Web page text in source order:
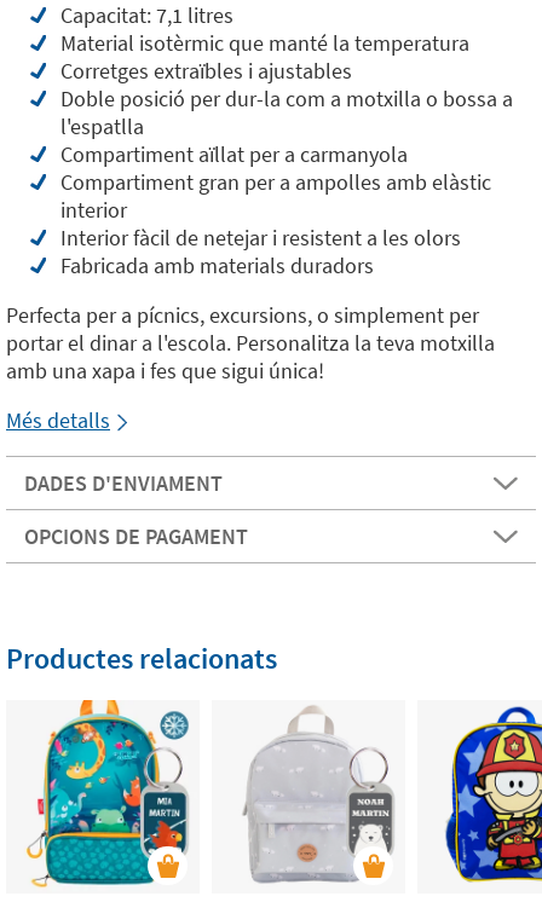
Capacitat: 7,1 litres
Material isotèrmic que manté la temperatura
Corretges extraïbles i ajustables
Doble posició per dur-la com a motxilla o bossa a
l'espatlla
Compartiment aïllat per a carmanyola
Compartiment gran per a ampolles amb elàstic
interior
Interior fàcil de netejar i resistent a les olors
Fabricada amb materials duradors
Perfecta per a pícnics, excursions, o simplement per
portar el dinar a l'escola. Personalitza la teva motxilla
amb una xapa i fes que sigui única!
Més detalls
DADES D'ENVIAMENT
OPCIONS DE PAGAMENT
Productes relacionats